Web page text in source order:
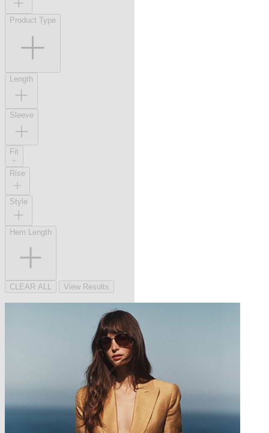
Product Type
Length
Sleeve
Fit
Rise
Style
Hem Length
CLEAR ALL View Results